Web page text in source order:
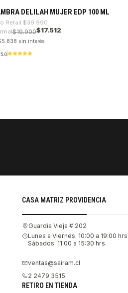
DELILAH MUJER EDP 100 ML
Retail $39.990
$19.900$17.512
sin interés
5.0
CASA MATRIZ PROVIDENCIA
Guardia Vieja # 202
Lunes a Viernes: 10:00 a 19:00
Sábados: 11:00 a 15:30 hrs.
ventas@sairam.cl
2 2479 3515
RETIRO EN TIENDA